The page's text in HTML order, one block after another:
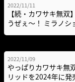
2022/11/11
【続・カワサキ無
うぜぇ〜！ ミラノ
2022/11/09
やっぱりカワサキ無
リッドを2024年に